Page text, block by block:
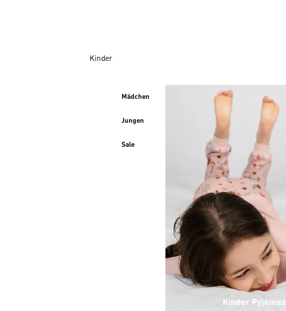
Kinder
Mädchen
Jungen
Sale
Kinder Pyjamas